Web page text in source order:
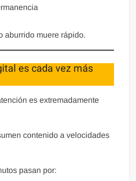
aburrido muere rápido.
es cada vez más
es extremadamente
contenido a velocidades
pasan por: